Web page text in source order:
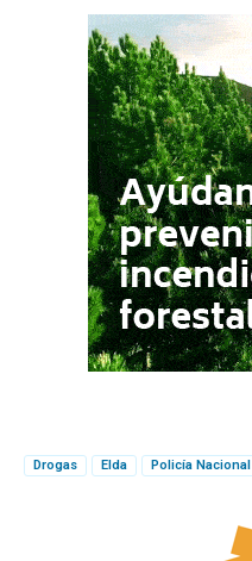
Drogas Elda
Policía Nacional